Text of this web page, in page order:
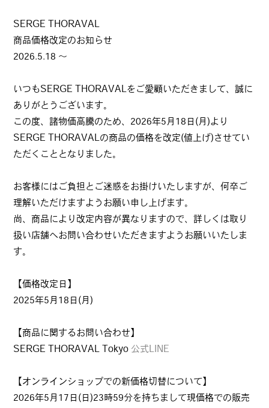
SERGE THORAVAL
商品価格改定のお知らせ
2026.5.18 ～
いつもSERGE THORAVALをご愛顧いただきまして、誠に
ありがとうございます。
この度、諸物価高騰のため、2026年5月18日(月)より
SERGE THORAVALの商品の価格を改定(値上げ)させてい
ただくこととなりました。
お客様にはご負担とご迷惑をお掛けいたしますが、何卒ご
理解いただけますようお願い申し上げます。
尚、商品により改定内容が異なりますので、詳しくは取り
扱い店舗へお問い合わせいただきますようお願いいたしま
す。
【価格改定日】
2025年5月18日(月)
【商品に関するお問い合わせ】
SERGE THORAVAL Tokyo 公式LINE
【オンラインショップでの新価格切替について】
2026年5月17日(日)23時59分を持ちまして現価格での販売